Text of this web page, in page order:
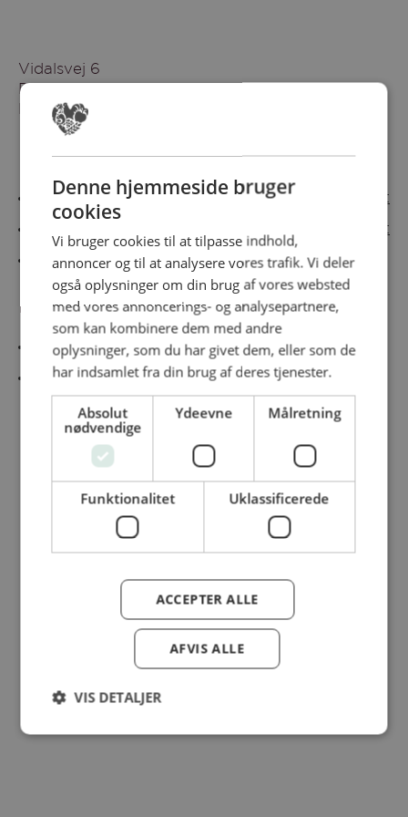
Vidalsvej 6
DK-9230 Svenstrup
Denmark
Besøg vores messesites
Cateringmesse Nord Cateringmesse Midt
Cateringmesse Øst
Cateringmesse Thy
Information
Cookiepolitk
Persondatapolitik
© Dansk Cater A/S - All rights reserved
Denne hjemmeside bruger
cookies
Vi bruger cookies til at tilpasse indhold,
annoncer og til at analysere vores trafik. Vi deler
også oplysninger om din brug af vores websted
med vores annoncerings- og analysepartnere,
som kan kombinere dem med andre
oplysninger, som du har givet dem, eller som de
har indsamlet fra din brug af deres tjenester.
Absolut
nødvendige
Ydeevne Målretning
Funktionalitet Uklassificerede
ACCEPTER ALLE
AFVIS ALLE
VIS DETALJER